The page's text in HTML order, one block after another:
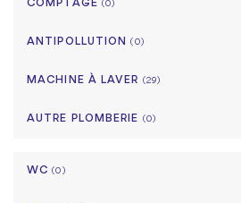
COMPTAGE (0)
ANTIPOLLUTION(0)
MACHINE À LAVER (29)
AUTRE PLOMBERIE (0)
WC(0)